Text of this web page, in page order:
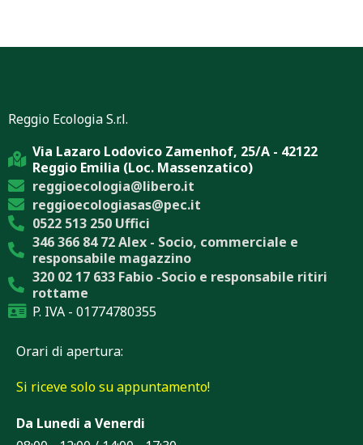
Reggio Ecologia S.r.l.
Via Lazaro Lodovico Zamenhof, 25/A - 42122
Reggio Emilia (Loc. Massenzatico)
reggioecologia@libero.it
reggioecologiasas@pec.it
0522 513 250 Uffici
346 366 84 72 Alex - Socio, commerciale e
responsabile magazzino
320 02 17 633 Fabio -Socio e responsabile ritiri
rottame
P. IVA - 01774780355
Orari di apertura:
Si riceve solo su appuntamento!
Da Lunedi a Venerdi